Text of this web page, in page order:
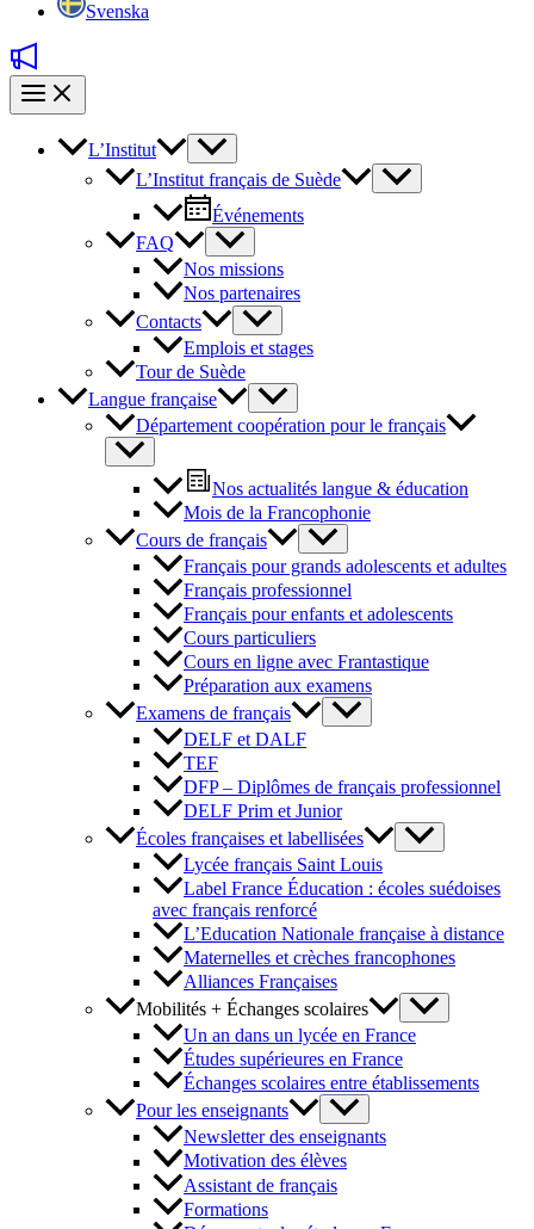
Svenska
L’Institut
L’Institut français de Suède
Événements
FAQ
Nos missions
Nos partenaires
Contacts
Emplois et stages
Tour de Suède
Langue française
Département coopération pour le français
Nos actualités langue & éducation
Mois de la Francophonie
Cours de français
Français pour grands adolescents et adultes
Français professionnel
Français pour enfants et adolescents
Cours particuliers
Cours en ligne avec Frantastique
Préparation aux examens
Examens de français
DELF et DALF
TEF
DFP – Diplômes de français professionnel
DELF Prim et Junior
Écoles françaises et labellisées
Lycée français Saint Louis
Label France Éducation : écoles suédoises
avec français renforcé
L’Education Nationale française à distance
Maternelles et crèches francophones
Alliances Françaises
Mobilités + Échanges scolaires
Un an dans un lycée en France
Études supérieures en France
Échanges scolaires entre établissements
Pour les enseignants
Newsletter des enseignants
Motivation des élèves
Assistant de français
Formations